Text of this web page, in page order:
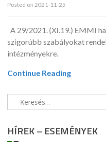
Posted on 2021-11-25
A 29/2021. (XI.19.) EMMI
szigorúbb szabályokat
intézményekre.
Continue Reading
Keresés:
HÍREK – ESEMÉNYEK